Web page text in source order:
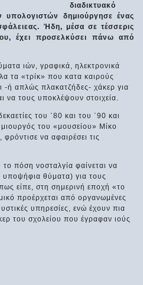
διαδικτυακό
υπολογιστών δημιούργησε ένας
Ήδη, μέσα σε τέσσερις
έχει προσελκύσει πάνω από
ιών, γραφικά, ηλεκτρονικά
τα «τρίκ» που κατα καιρούς
-ή απλώς πλακατζήδες- χάκερ για
να τους υποκλέψουν στοιχεία.
του ΄80 και του ΄90 και
του «μουσείου» Μίκο
να αφαιρέσει τις
πόση νοσταλγία φαίνεται να
υποψήφια θύματα) για τους
είπε, στη σημερινή εποχή «το
προέρχεται από οργανωμένες
υπηρεσίες, ενώ έχουν πια
του σχολείου που έγραφαν ιούς